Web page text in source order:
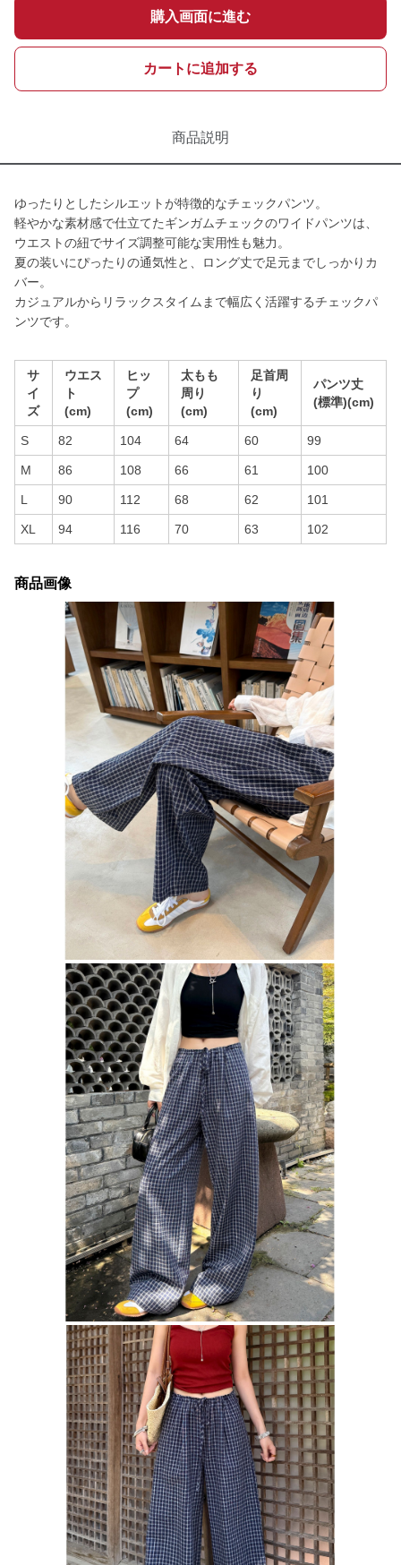
購入画面に進む
カートに追加する
商品説明
ゆったりとしたシルエットが特徴的なチェックパンツ。
軽やかな素材感で仕立てたギンガムチェックのワイドパンツは、
ウエストの紐でサイズ調整可能な実用性も魅力。
夏の装いにぴったりの通気性と、ロング丈で足元までしっかりカ
バー。
カジュアルからリラックスタイムまで幅広く活躍するチェックパ
ンツです。
サ
イ
ズ
ウエス
ト
(cm)
ヒッ
プ
(cm)
太もも
周り
(cm)
足首周
り
(cm)
パンツ丈
(標準)(cm)
S 82 104 64 60 99
M 86 108 66 61 100
L 90 112 68 62 101
XL 94 116 70 63 102
商品画像